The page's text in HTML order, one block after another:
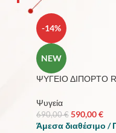
-14%
NEW
ΨΥΓΕΙΟ ΔΙΠΟΡΤΟ
Ψυγεία
690,00€ 590,00€
Άμεσα διαθέσιμο /